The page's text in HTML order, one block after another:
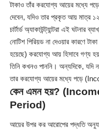
টাকাও তাঁর করযোগ্য আয়ের মধ্যে
দেবেন, যদিও তার প্রকৃত আয় মাত্র
চার্টার্ড অ্যাকাউন্ট্যান্টরা এই ঘটনার
নোটিশ পিরিয়ড না দেওয়ার কারণে
হয়েছে) করযোগ্য আয় হিসাবে গণ্য
তিনি কখনও পাননি। অন্যদিকে, যদি
তার করযোগ্য আয়ের মধ্যে পড়ে
কেন এমন হয়?
Period)
আয়ের উপর কর আরোপের পদ্ধতি